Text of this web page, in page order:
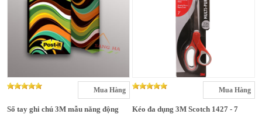
Mua Hàng
Sổ tay ghi chú 3M mẫu năng động
Mua Hàng
Kéo đa dụng 3M Scotch 1427 - 7